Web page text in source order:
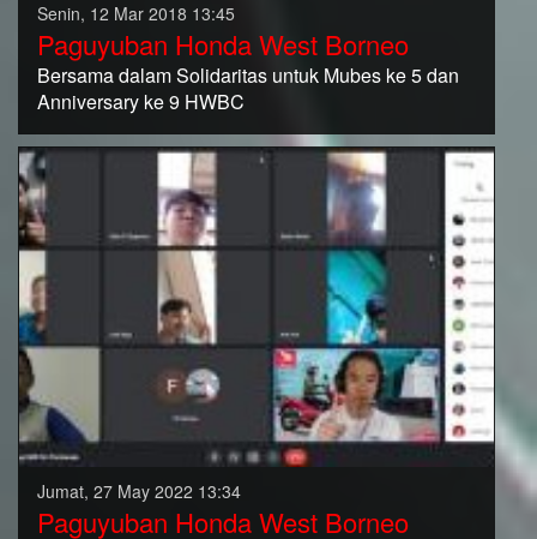
Senin, 12 Mar 2018 13:45
Paguyuban Honda West Borneo
Bersama dalam Solidaritas untuk Mubes ke 5 dan
Anniversary ke 9 HWBC
Jumat, 27 May 2022 13:34
Paguyuban Honda West Borneo